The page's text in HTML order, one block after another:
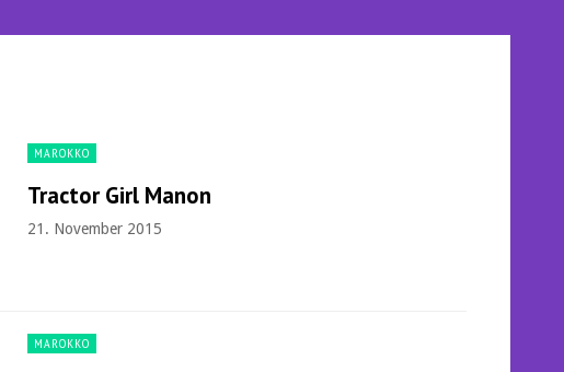
MAROKKO
Tractor Girl Manon
21. November 2015
MAROKKO